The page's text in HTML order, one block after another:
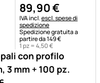
con profilo
3 mm + 100 pz.
89,90€
Informazioni fiscali:
IVA incl.escl. spese di
spedizione
Spedizione gratuita a
partire da 149 €
1 pz =4,50€